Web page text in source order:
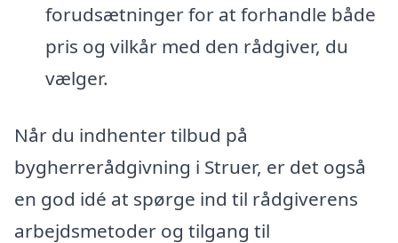
forudsætninger for at forhandle både
pris og vilkår med den rådgiver, du
vælger.
Når du indhenter tilbud på
bygherrerådgivning i Struer, er det også
en god idé at spørge ind til rådgiverens
arbejdsmetoder og tilgang til